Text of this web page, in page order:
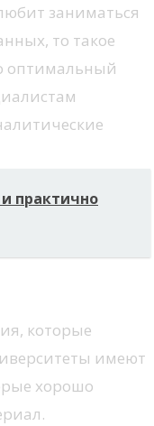
заниматься
то такое
оптимальный
практично
которые
имеют
хорошо